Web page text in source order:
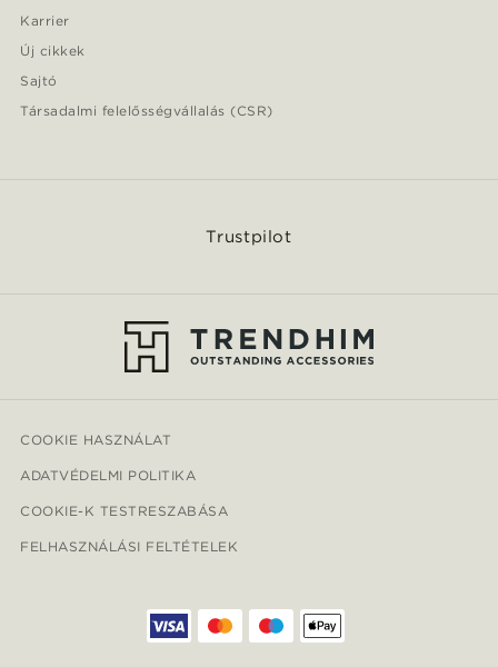
Karrier
Új cikkek
Sajtó
Társadalmi felelősségvállalás (CSR)
Trustpilot
COOKIE HASZNÁLAT
ADATVÉDELMI POLITIKA
COOKIE-K TESTRESZABÁSA
FELHASZNÁLÁSI FELTÉTELEK